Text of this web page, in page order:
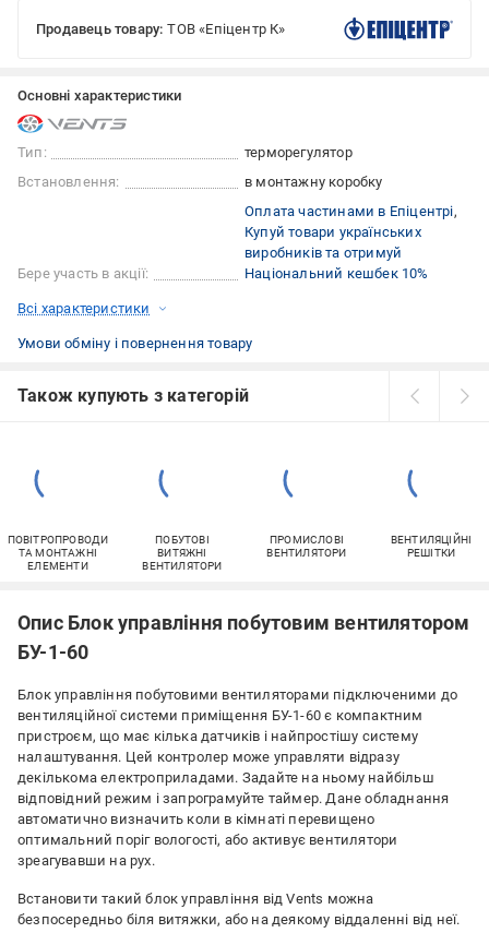
Продавець товару: ТОВ «Епіцентр К»
Основні характеристики
Тип:
терморегулятор
Встановлення:
в монтажну коробку
Бере участь в акції:
Оплата частинами в Епіцентрі
Купуй товари українських
виробників та отримуй
Національний кешбек 10%
Всі характеристики
Умови обміну і повернення товару
Також купують з категорій
ПОВІТРОПРОВОДИ
ТА МОНТАЖНІ
ЕЛЕМЕНТИ
ПОБУТОВІ
ВИТЯЖНІ
ВЕНТИЛЯТОРИ
ПРОМИСЛОВІ
ВЕНТИЛЯТОРИ
ВЕНТИЛЯЦІЙНІ
РЕШІТКИ
Опис Блок управління побутовим вентилятором
БУ-1-60
Блок управління побутовими вентиляторами підключеними до
вентиляційної системи приміщення БУ-1-60 є компактним
пристроєм, що має кілька датчиків і найпростішу систему
налаштування. Цей контролер може управляти відразу
декількома електроприладами. Задайте на ньому найбільш
відповідний режим і запрограмуйте таймер. Дане обладнання
автоматично визначить коли в кімнаті перевищено
оптимальний поріг вологості, або активує вентилятори
зреагувавши на рух.
Встановити такий блок управління від Vents можна
безпосередньо біля витяжки, або на деякому віддаленні від неї.